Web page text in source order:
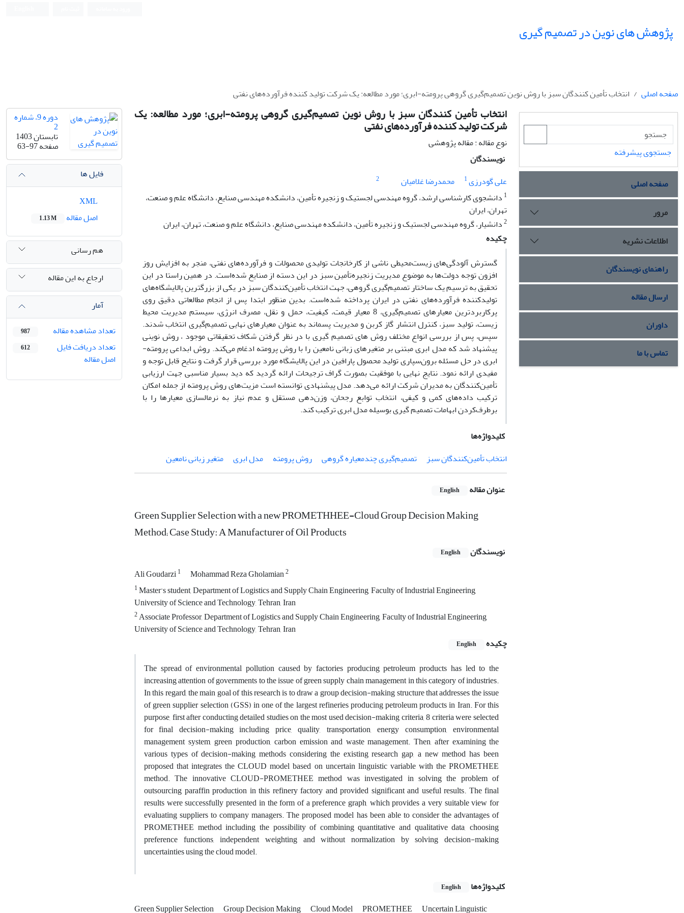
پژوهش های نوین در تصمیم گیری
صفحه اصلی انتخاب تأمین کنندگان سبز با روش نوین تصمیم‌گیری گروهی پرومته-ابری؛ مورد مطالعه: یک شرکت تولید کننده فرآورده‌های نفتی
انتخاب تأمین کنندگان سبز با روش نوین تصمیم‌گیری گروهی پرومته-ابری؛ مورد مطالعه: یک
شرکت تولید کننده فرآورده‌های نفتی
نوع مقاله : مقاله پژوهشی
نویسندگان
علی گودرزی1 محمدرضا غلامیان
2
1 دانشجوی کارشناسی ارشد، گروه مهندسی لجستیک و زنجیره تأمین، دانشکده مهندسی صنایع، دانشگاه علم و صنعت،
تهران، ایران
2دانشیار، گروه مهندسی لجستیک و زنجیره تأمین، دانشکده مهندسی صنایع، دانشگاه علم و صنعت، تهران، ایران
چکیده
گسترش آلودگی‌های زیست‌محیطی ناشی از کارخانجات تولیدی محصولات و فرآورده‌های نفتی، منجر به افزایش روز
افزون توجه دولت‌ها به موضوع مدیریت زنجیره‌تأمین سبز در این دسته از صنایع شده‌است. در همین راستا در این
تحقیق به ترسیم یک ساختار تصمیم‌گیری گروهی، جهت انتخاب تأمین‌کنندگان سبز در یکی از بزرگترین پالایشگاه‌های
تولیدکننده فرآورده‌های نفتی در ایران پرداخته شده‌است. بدین منظور ابتدا پس از انجام مطالعاتی دقیق روی
پرکاربردترین معیارهای تصمیم‌گیری، 8 معیار قیمت، کیفیت، حمل و نقل، مصرف انرژی، سیستم مدیریت محیط
زیست، تولید سبز، کنترل انتشار گاز کربن و مدیریت پسماند به عنوان معیارهای نهایی تصمیم‌گیری انتخاب شدند.
سپس، پس از بررسی انواع مختلف روش های تصمیم گیری با در نظر گرفتن شکاف تحقیقاتی موجود ، روش نوینی
پیشنهاد شد که مدل ابری مبتنی بر متغیرهای زبانی نامعین را با روش پرومته ادغام می‌کند. روش ابداعی پرومته-
ابری در حل مسئله برون‌سپاری تولید محصول پارافین در این پالایشگاه مورد بررسی قرار گرفت و نتایح قابل توجه و
مفیدی ارائه نمود. نتایج نهایی با موفقیت بصورت گراف ترجیحات ارائه گردید که دید بسیار مناسبی جهت ارزیابی
تأمین‌کنندگان به مدیران شرکت ارائه می‌دهد. مدل پیشنهادی توانسته است مزیت‌های روش پرومته از جمله امکان
ترکیب داده‌های کمی و کیفی، انتخاب توابع رجحان، وزن‌دهی مستقل و عدم نیاز به نرمالسازی معیارها را با
برطرف‌کردن ابهامات تصمیم گیری بوسیله مدل ابری ترکیب کند.
کلیدواژه‌ها
انتخاب تأمین‌کنندگان سبز
تصمیم‌گیری چندمعیاره گروهی روش پرومته مدل ابری متغیر زبانی نامعین
عنوان مقاله English
Green Supplier Selection with a new PROMETHHEE-Cloud Group Decision Making
Method; Case Study: A Manufacturer of Oil Products
نویسندگان English
Ali Goudarzi1 Mohammad Reza Gholamian2
1Master's student, Department of Logistics and Supply Chain Engineering, Faculty of Industrial Engineering,
University of Science and Technology, Tehran, Iran
2Associate Professor, Department of Logistics and Supply Chain Engineering, Faculty of Industrial Engineering,
University of Science and Technology, Tehran, Iran
چکیده
English
The spread of environmental pollution caused by factories producing petroleum products has led to the
increasing attention of governments to the issue of green supply chain management in this category of industries.
In this regard, the main goal of this research is to draw a group decision-making structure that addresses the issue
of green supplier selection (GSS) in one of the largest refineries producing petroleum products in Iran. For this
purpose, first after conducting detailed studies on the most used decision-making criteria, 8 criteria were selected
for final decision-making including price, quality, transportation, energy consumption, environmental
management system, green production, carbon emission and waste management. Then, after examining the
various types of decision-making methods considering the existing research gap, a new method has been
proposed that integrates the CLOUD model based on uncertain linguistic variable with the PROMETHEE
method. The innovative CLOUD-PROMETHEE method was investigated in solving the problem of
outsourcing paraffin production in this refinery factory and provided significant and useful results. The final
results were successfully presented in the form of a preference graph, which provides a very suitable view for
evaluating suppliers to company managers. The proposed model has been able to consider the advantages of
PROMETHEE method including the possibility of combining quantitative and qualitative data, choosing
preference functions, independent weighting and without normalization by solving decision-making
uncertainties using the cloud model.
کلیدواژه‌ها English
Green Supplier Selection Group Decision Making Cloud Model PROMETHEE Uncertain Linguistic
دوره 9، شماره
2
تابستان 1403
صفحه63-97
فایل ها
اصل مقاله
1.13 M
هم رسانی
ارجاع به این مقاله
آمار
تعداد مشاهده مقاله
987
تعداد دریافت فایل
اصل مقاله
612
جستجوی پیشرفته
صفحه اصلی
مرور
اطلاعات نشریه
راهنمای نویسندگان
ارسال مقاله
داوران
تماس با ما